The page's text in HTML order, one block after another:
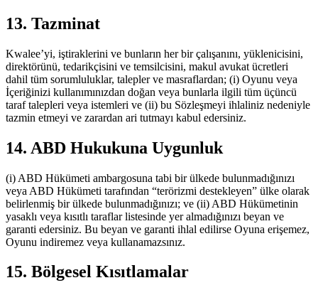
13. Tazminat
Kwalee’yi, iştiraklerini ve bunların her bir çalışanını, yüklenicisini,
direktörünü, tedarikçisini ve temsilcisini, makul avukat ücretleri
dahil tüm sorumluluklar, talepler ve masraflardan; (i) Oyunu veya
İçeriğinizi kullanımınızdan doğan veya bunlarla ilgili tüm üçüncü
taraf talepleri veya istemleri ve (ii) bu Sözleşmeyi ihlaliniz nedeniyle
tazmin etmeyi ve zarardan ari tutmayı kabul edersiniz.
14. ABD Hukukuna Uygunluk
(i) ABD Hükümeti ambargosuna tabi bir ülkede bulunmadığınızı
veya ABD Hükümeti tarafından “terörizmi destekleyen” ülke olarak
belirlenmiş bir ülkede bulunmadığınızı; ve (ii) ABD Hükümetinin
yasaklı veya kısıtlı taraflar listesinde yer almadığınızı beyan ve
garanti edersiniz. Bu beyan ve garanti ihlal edilirse Oyuna erişemez,
Oyunu indiremez veya kullanamazsınız.
15. Bölgesel Kısıtlamalar